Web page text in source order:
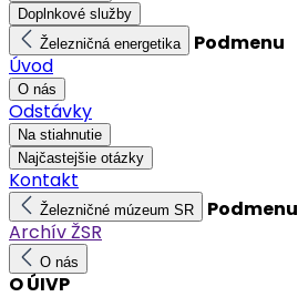
Doplnkové služby
Železničná energetika
Podmenu
Úvod
O nás
Odstávky
Na stiahnutie
Najčastejšie otázky
Kontakt
Železničné múzeum SR
Podmenu
Archív ŽSR
O nás
O ÚIVP